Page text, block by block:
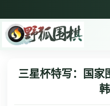
三星杯特写：国家